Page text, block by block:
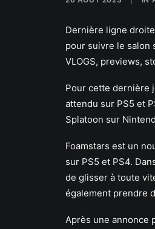
Dernière ligne
pour suivre le salon
VLOGS, previews,
Pour cette dernière
attendu sur PS5 et
Splatoon sur
Foamstars est un
sur PS5 et PS4.
de glisser à toute
également prendre
Après une annonce